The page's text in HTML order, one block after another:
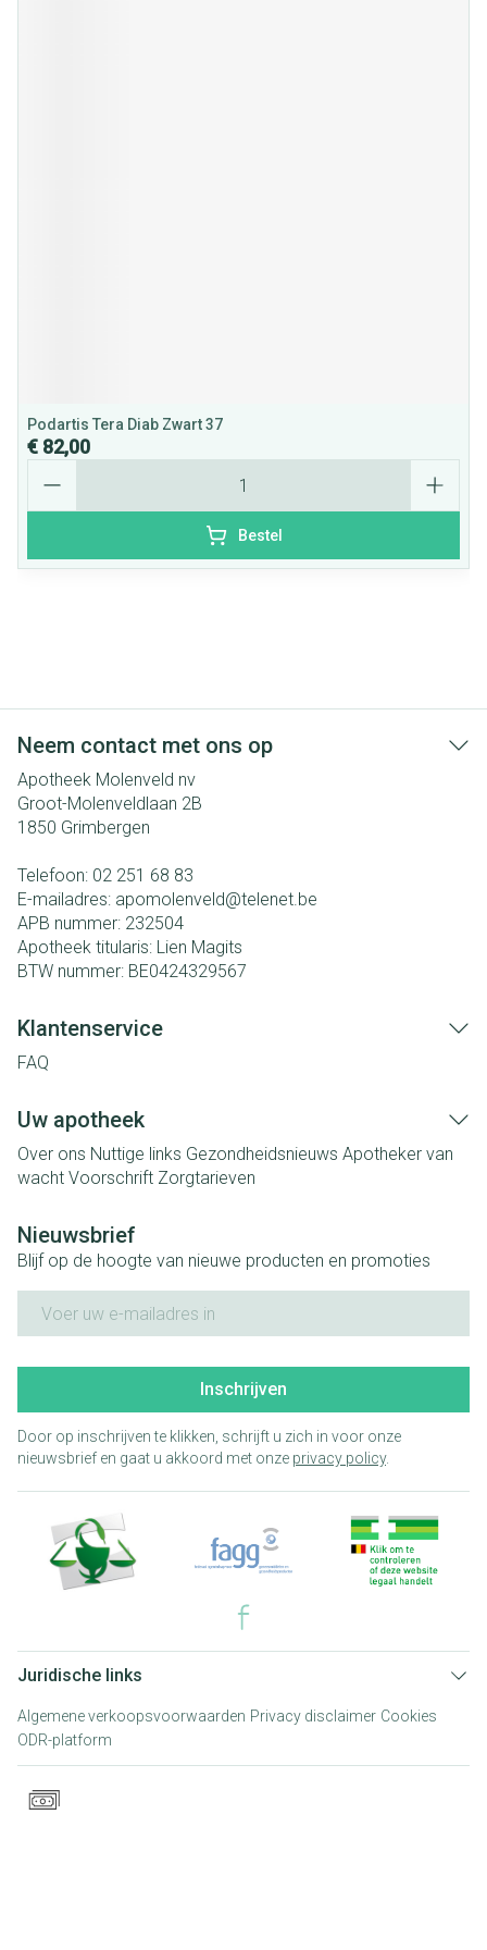
Podartis Tera Diab Zwart 37
€ 82,00
Bestel
Neem contact met ons op
Apotheek Molenveld nv
Groot-Molenveldlaan 2B
1850 Grimbergen
Telefoon: 02 251 68 83
E-mailadres: apomolenveld@telenet.be
APB nummer: 232504
Apotheek titularis: Lien Magits
BTW nummer: BE0424329567
Klantenservice
FAQ
Uw apotheek
Over ons Nuttige links Gezondheidsnieuws Apotheker van
wacht Voorschrift Zorgtarieven
Nieuwsbrief
Blijf op de hoogte van nieuwe producten en promoties
Inschrijven
Door op inschrijven te klikken, schrijft u zich in voor onze
nieuwsbrief en gaat u akkoord met onze privacy policy.
Juridische links
Algemene verkoopsvoorwaarden Privacy disclaimer Cookies
ODR-platform